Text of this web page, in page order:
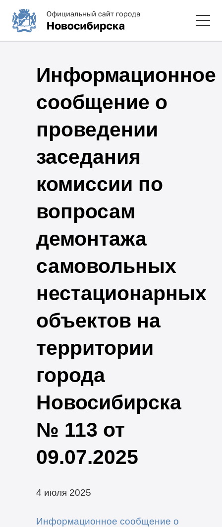
Информационное
сообщение о
проведении
заседания
комиссии по
вопросам
демонтажа
самовольных
нестационарных
объектов на
территории
города
Новосибирска
№ 113 от
09.07.2025
4 июля 2025
Информационное сообщение о